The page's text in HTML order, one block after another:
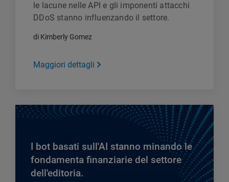
le lacune nelle API e gli imponenti attacchi
DDoS stanno influenzando il settore.
di Kimberly Gomez
Maggiori dettagli
I bot basati sull'AI stanno minando le
fondamenta finanziarie del settore
dell'editoria.